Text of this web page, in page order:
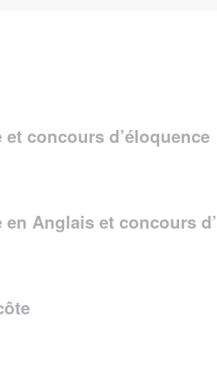
et concours d’éloquence
en Anglais et concours